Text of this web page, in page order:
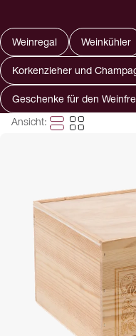
um den Moment noch
Wussten Sie, dass
Weinliebhaber ist? Ein edler
Korkenzieher oder ein
unvergessliches Geschenk –
Haben Sie Fragen oder
Weinregal Weinkühler
Korkenzieher und
Geschenke für den
Ansicht: